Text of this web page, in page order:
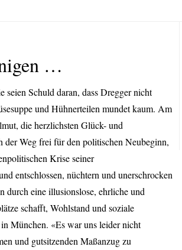
…
seien Schuld daran, dass Dregger nicht
und Hühnerteilen mundet kaum. Am
die herzlichsten Glück- und
Weg frei für den politischen Neubeginn,
Krise seiner
entschlossen, nüchtern und unerschrocken
durch eine illusionslose, ehrliche und
schafft, Wohlstand und soziale
München. «Es war uns leider nicht
und gutsitzenden Maßanzug zu